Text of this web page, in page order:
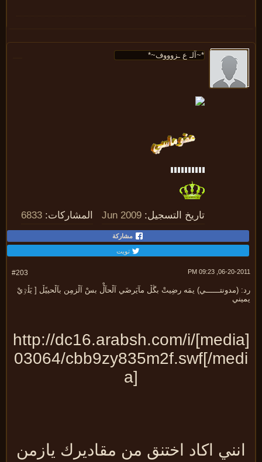
تاريخ التسجيل: Jun 2009 المشاركات: 6833
مشاركة
تويت
06-20-2011,
(مدونتــــــي) يمَه رضِيتْ بڴڵ مآيَرضَي آڵحآڵْ بسْ آڵزمِن بآڵحييًڵ [ يَڵٷيْ
[media]http://dc16.arabsh.com/i/
03064/cbb9zy835m2f.swf[/
اكاد اختنق من مقاديرك يازمن